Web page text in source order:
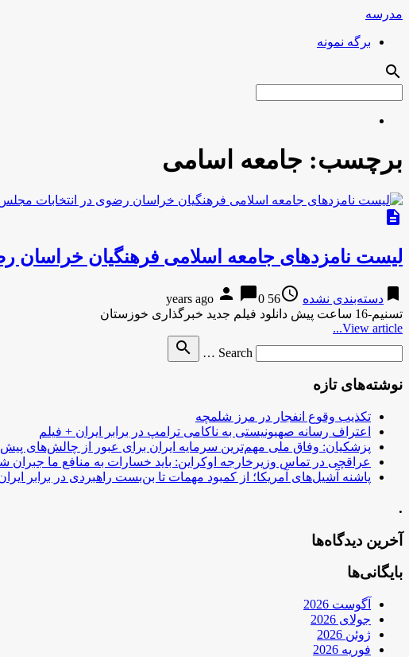
مدرسه
برگه نمونه
search
برچسب: جامعه اسامی
description
لیست نامزدهای جامعه اسلامی فرهنگیان
bookmark دسته‌بندی نشده access_time
56 years ago
person chat_bubble0
تسنیم-16 ساعت پیش دانلود فیلم جدید خبرگذاری خوزستان
View article...
Search …
search
نوشته‌های تازه
تکذیب وقوع انفجار در مرز شلمچه
اعتراف رسانه صهیونیستی به ناکامی ترامپ در برابر ایران + فیلم
پزشکیان: وفاق ملی مهم‌ترین سرمایه ایران برای عبور از چالش‌های
عراقچی در تماس وزیرخارجه اوکراین: باید خسارات به منافع ما جبران
پاشنه آشیل‌های آمریکا؛ از کمبود مهمات تا بن‌بست راهبردی در برابر
.
آخرین دیدگاه‌ها
بایگانی‌ها
آگوست 2026
جولای 2026
ژوئن 2026
فوریه 2026